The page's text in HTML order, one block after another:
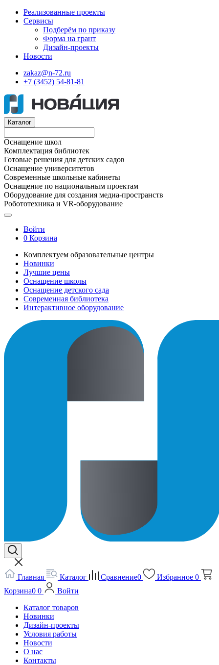
Реализованные проекты
Сервисы
Подберём по приказу
Форма на грант
Дизайн-проекты
Новости
zakaz@n-72.ru
+7 (3452) 54-81-81
Каталог
Оснащение школ
Комплектация библиотек
Готовые решения для детских садов
Оснащение университетов
Современные школьные кабинеты
Оснащение по национальным проектам
Оборудование для создания медиа-пространств
Робототехника и VR-оборудование
Войти
0 Корзина
Комплектуем образовательные центры
Новинки
Лучшие цены
Оснащение школы
Оснащение детского сада
Современная библиотека
Интерактивное оборудование
Главная Каталог Сравнение0 Избранное 0
Корзина0 0
Войти
Каталог товаров
Новинки
Дизайн-проекты
Условия работы
Новости
О нас
Контакты